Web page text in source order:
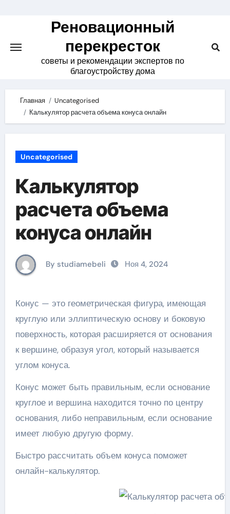
Реновационный
перекресток
советы и рекомендации экспертов по
благоустройству дома
Главная
Uncategorised
Калькулятор расчета объема конуса онлайн
Uncategorised
Калькулятор
расчета объема
конуса онлайн
By studiamebeli Ноя 4, 2024
Конус — это геометрическая фигура, имеющая
круглую или эллиптическую основу и боковую
поверхность, которая расширяется от основания
к вершине, образуя угол, который называется
углом конуса.
Конус может быть правильным, если основание
круглое и вершина находится точно по центру
основания, либо неправильным, если основание
имеет любую другую форму.
Быстро рассчитать объем конуса поможет
онлайн-калькулятор.